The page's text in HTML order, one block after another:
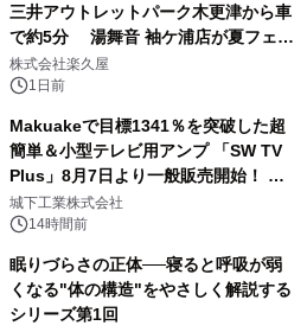
三井アウトレットパーク木更津から車
で約5分 湯舞音 袖ケ浦店が夏フェア
メニューを提供
株式会社楽久屋
1日前
Makuakeで目標1341％を突破した超
簡単＆小型テレビ用アンプ 「SW TV
Plus」8月7日より一般販売開始！ ケ
ーブル1本つなぐだけ、テレビの音が
ぐっと豊かに
城下工業株式会社
14時間前
眠りづらさの正体──寝ると呼吸が弱
くなる"体の構造"をやさしく解説する
シリーズ第1回